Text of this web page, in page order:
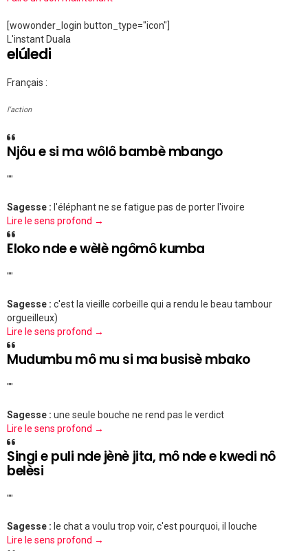
[wowonder_login button_type="icon"]
L'instant Duala
elúledi
Français :
l'action
Njôu e si ma wôlô bambè mbango
""
Sagesse : l'éléphant ne se fatigue pas de porter l'ivoire
Lire le sens profond →
Eloko nde e wèlè ngômô kumba
""
Sagesse : c'est la vieille corbeille qui a rendu le beau tambour
orgueilleux)
Lire le sens profond →
Mudumbu mô mu si ma busisè mbako
""
Sagesse : une seule bouche ne rend pas le verdict
Lire le sens profond →
Singi e puli nde jènè jita, mô nde e kwedi nô
belèsi
""
Sagesse : le chat a voulu trop voir, c'est pourquoi, il louche
Lire le sens profond →